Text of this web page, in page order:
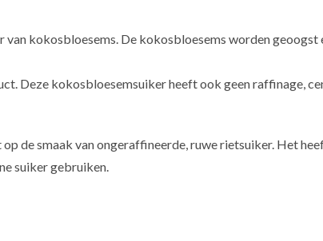
kokosbloesems. De kokosbloesems worden geoogst
Deze kokosbloesemsuiker heeft ook geen raffinage,
de smaak van ongeraffineerde, ruwe rietsuiker. Het
suiker gebruiken.